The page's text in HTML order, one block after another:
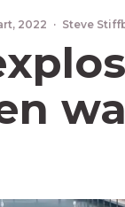
2022 · Steve